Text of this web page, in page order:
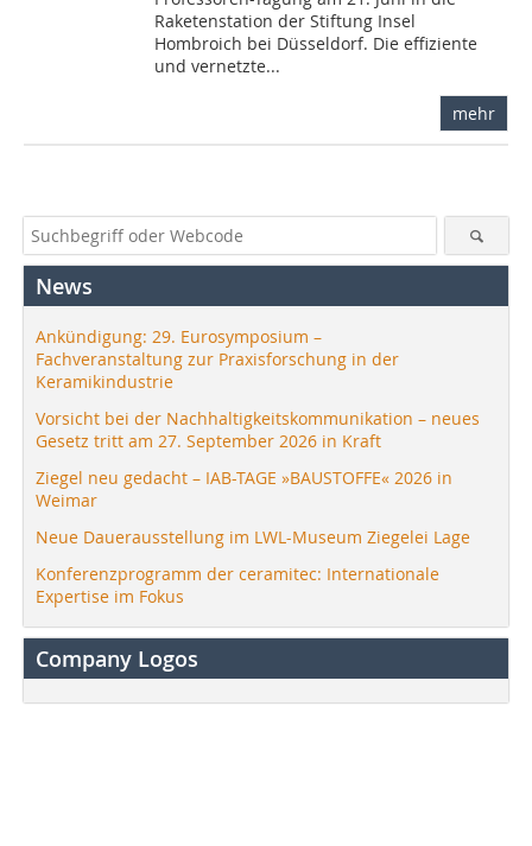
Raketenstation der Stiftung Insel
Hombroich bei Düsseldorf. Die effiziente
und vernetzte...
mehr
News
Ankündigung: 29. Eurosymposium –
Fachveranstaltung zur Praxisforschung in der
Keramikindustrie
Vorsicht bei der Nachhaltigkeitskommunikation – neues
Gesetz tritt am 27. September 2026 in Kraft
Ziegel neu gedacht – IAB-TAGE »BAUSTOFFE« 2026 in
Weimar
Neue Dauerausstellung im LWL-Museum Ziegelei Lage
Konferenzprogramm der ceramitec: Internationale
Expertise im Fokus
Company Logos